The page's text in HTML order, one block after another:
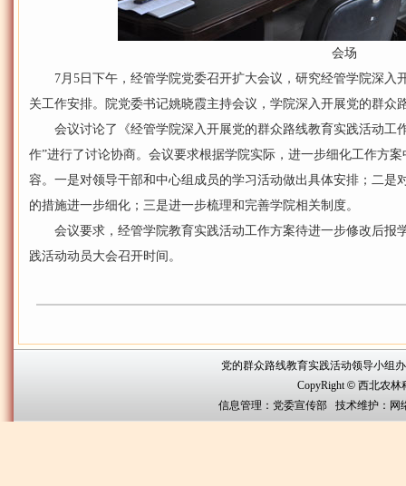
会场
7月5日下午，经管学院党委召开扩大会议，研究经管学院深入
关工作安排。院党委书记姚晓霞主持会议，学院深入开展党的群众
会议讨论了《经管学院深入开展党的群众路线教育实践活动工
作”进行了讨论协商。会议要求根据学院实际，进一步细化工作方
容。一是对领导干部和中心组成员的学习活动做出具体安排；二是
的措施进一步细化；三是进一步梳理和完善学院相关制度。
会议要求，经管学院教育实践活动工作方案待进一步修改后报
践活动动员大会召开时间。
党的群众路线教育实践活动领导小组
CopyRight© 西北农林
信息管理：党委宣传部 技术维护：网